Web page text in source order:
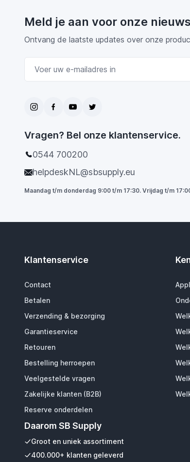
Meld je aan voor onze
Ontvang de laatste updates over onze
Vragen? Bel onze klantenservice.
0544 700200
helpdeskNL@sbsupply.eu
Maandag t/m donderdag 9:00 t/m 17:30. Vrijdag t/m
Klantenservice
Contact
Betalen
Verzending & bezorging
Garantieservice
Retouren
Bestelling herroepen
Veelgestelde vragen
Zakelijke klanten (B2B)
Reserve onderdelen
Daarom SB Supply
Groot en uniek assortiment
400.000+ klanten geleverd